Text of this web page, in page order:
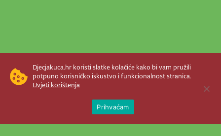
Djecjakuca.hr koristi slatke kolačiće kako bi vam pružili
potpuno korisničko iskustvo i funkcionalnost stranica.
Uvjeti korištenja
Prihvaćam